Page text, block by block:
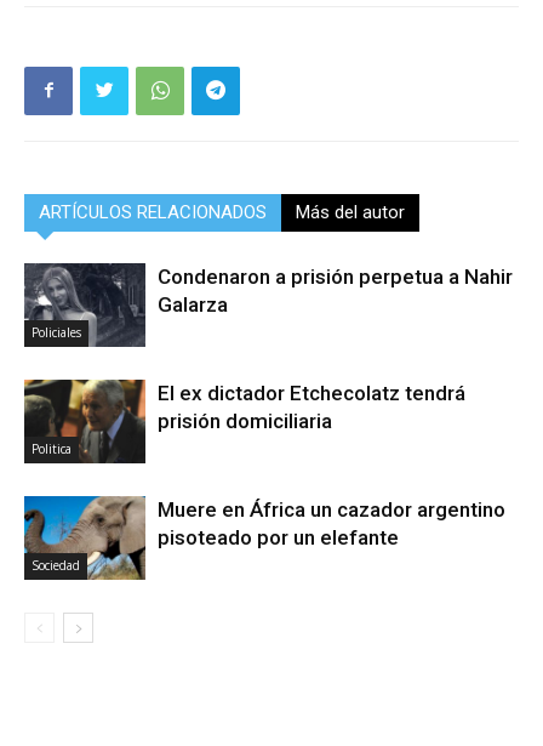
ARTÍCULOS RELACIONADOS Más del autor
Policiales
Condenaron a prisión perpetua a Nahir
Galarza
Politica
El ex dictador Etchecolatz tendrá
prisión domiciliaria
Sociedad
Muere en África un cazador argentino
pisoteado por un elefante